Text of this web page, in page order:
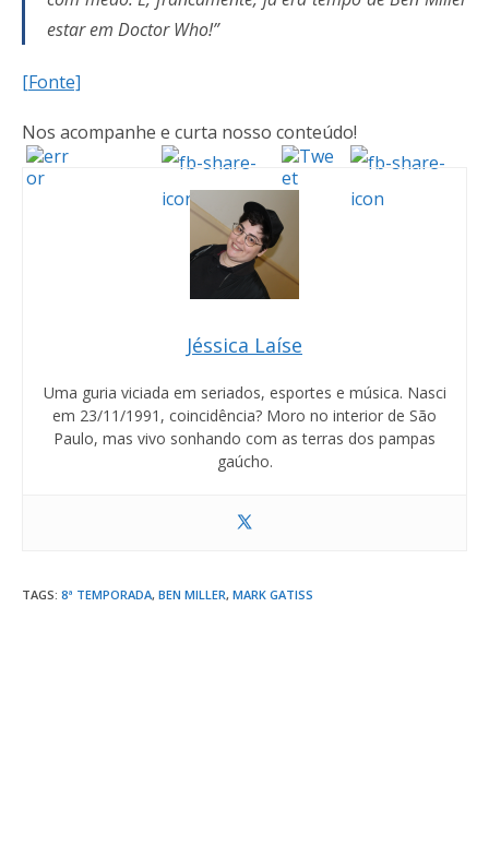
estar em Doctor Who!”
[Fonte]
Nos acompanhe e curta nosso conteúdo!
Jéssica Laíse
Uma guria viciada em seriados, esportes e música. Nasci
em 23/11/1991, coincidência? Moro no interior de São
Paulo, mas vivo sonhando com as terras dos pampas
gaúcho.
TAGS: 8ª TEMPORADA, BEN MILLER, MARK GATISS